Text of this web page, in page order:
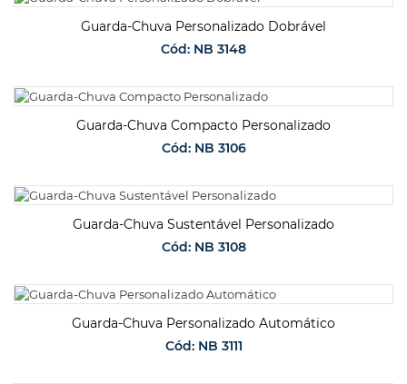
SOLICITAR ORÇAMENTO
Guarda-Chuva Personalizado Dobrável
Cód: NB 3148
SOLICITAR ORÇAMENTO
Guarda-Chuva Compacto Personalizado
Cód: NB 3106
SOLICITAR ORÇAMENTO
Guarda-Chuva Sustentável Personalizado
Cód: NB 3108
SOLICITAR ORÇAMENTO
Guarda-Chuva Personalizado Automático
Cód: NB 3111